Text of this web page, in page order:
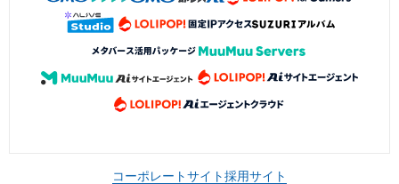
コーポレートサイト採用サイト